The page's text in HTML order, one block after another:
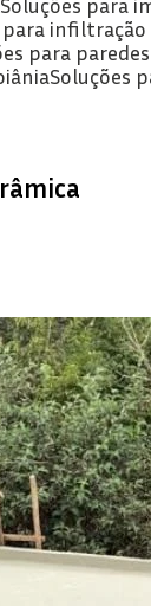
para
para
Soluções